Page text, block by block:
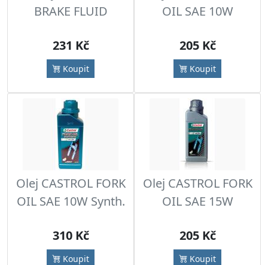
BRAKE FLUID
231 Kč
Koupit
OIL SAE 10W
205 Kč
Koupit
Olej CASTROL FORK
OIL SAE 10W Synth.
310 Kč
Koupit
Olej CASTROL FORK
OIL SAE 15W
205 Kč
Koupit